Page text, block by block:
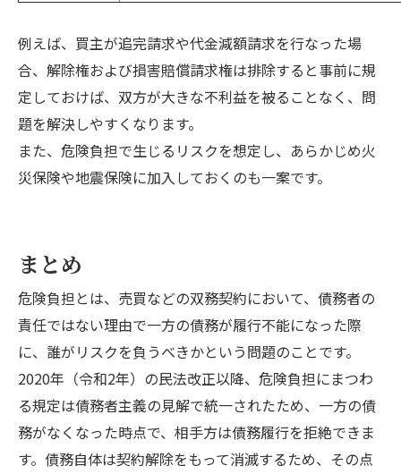
例えば、買主が追完請求や代金減額請求を行なった場
合、解除権および損害賠償請求権は排除すると事前に規
定しておけば、双方が大きな不利益を被ることなく、問
題を解決しやすくなります。
また、危険負担で生じるリスクを想定し、あらかじめ火
災保険や地震保険に加入しておくのも一案です。
まとめ
危険負担とは、売買などの双務契約において、債務者の
責任ではない理由で一方の債務が履行不能になった際
に、誰がリスクを負うべきかという問題のことです。
2020年（令和2年）の民法改正以降、危険負担にまつわ
る規定は債務者主義の見解で統一されたため、一方の債
務がなくなった時点で、相手方は債務履行を拒絶できま
す。債務自体は契約解除をもって消滅するため、その点